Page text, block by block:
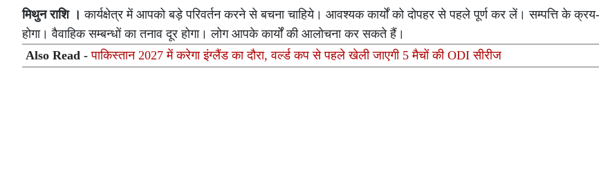
मिथुन राशि ।कार्यक्षेत्र में आपको बड़े परिवर्तन करने से बचना चाहिये। आवश्यक कार्यों को दोपहर से पहले पूर्ण कर लें। सम्पत्ति के
होगा। वैवाहिक सम्बन्धों का तनाव दूर होगा। लोग आपके कार्यों की आलोचना कर सकते हैं।
Also Read -पाकिस्तान 2027 में करेगा इंग्लैंड का दौरा, वर्ल्ड कप से पहले खेली जाएगी 5 मैचों की ODI सीरीज